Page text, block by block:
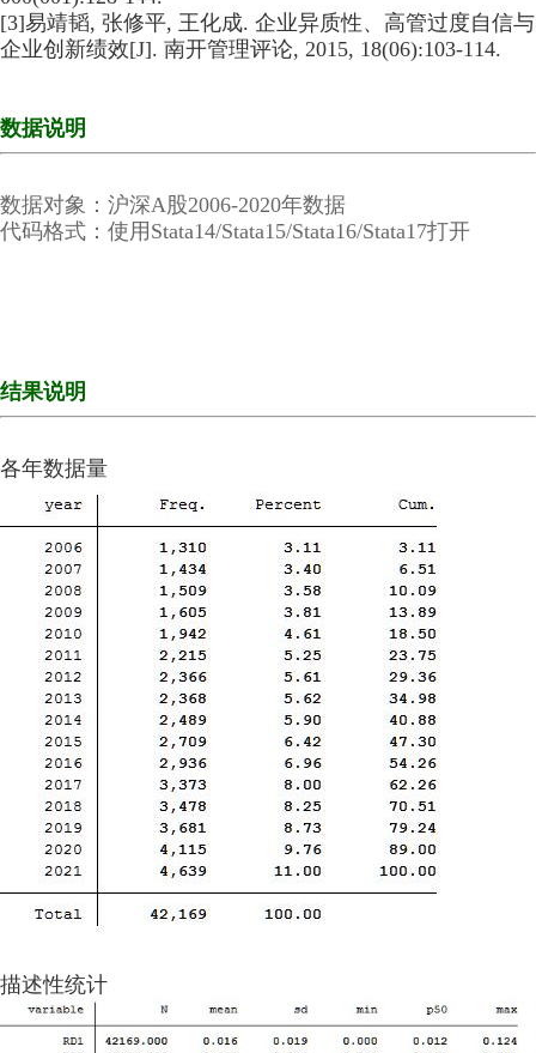
[3]易靖韬, 张修平, 王化成. 企业异质性、高管过度自信与
企业创新绩效[J]. 南开管理评论, 2015, 18(06):103-114.
数据说明
数据对象：沪深A股2006-2020年数据
代码格式：使用 Stata14/Stata15/Stata16/Stata17打开
结果说明
各年数据量
描述性统计